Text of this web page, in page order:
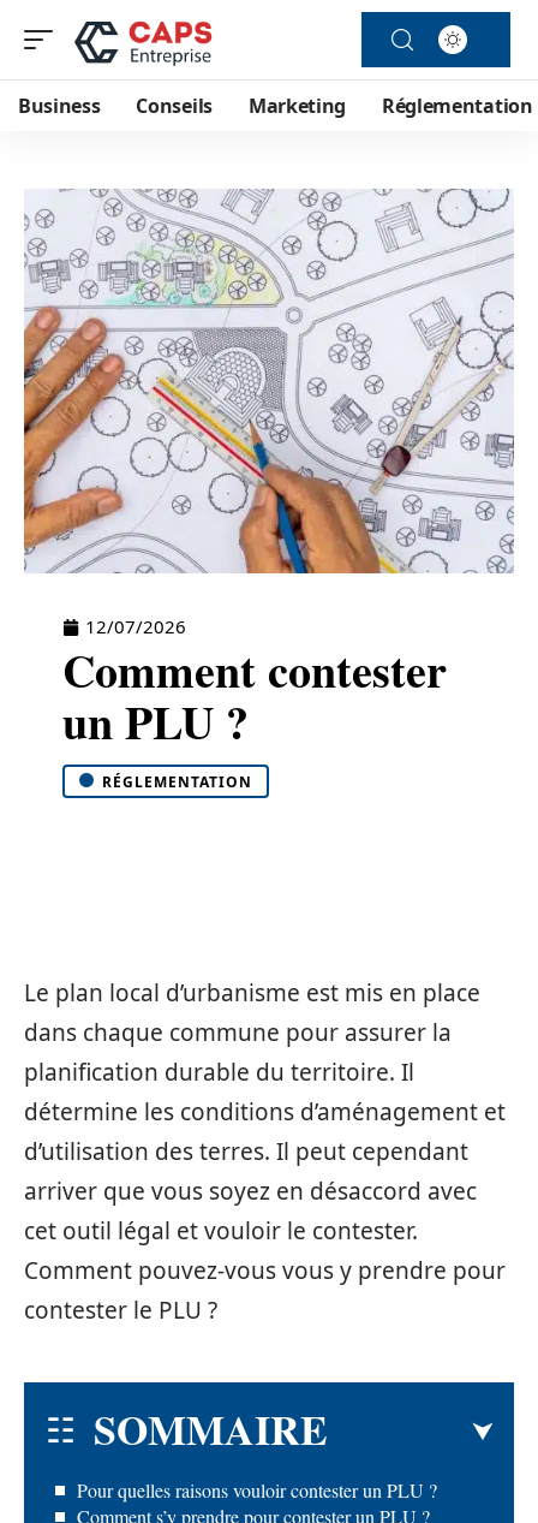
Business Conseils Marketing Réglementation
12/07/2026
Comment contester
un PLU ?
RÉGLEMENTATION
Le plan local d’urbanisme est mis en place
dans chaque commune pour assurer la
planification durable du territoire. Il
détermine les conditions d’aménagement et
d’utilisation des terres. Il peut cependant
arriver que vous soyez en désaccord avec
cet outil légal et vouloir le contester.
Comment pouvez-vous vous y prendre pour
contester le PLU ?
SOMMAIRE
Pour quelles raisons vouloir contester un PLU ?
Comment s’y prendre pour contester un PLU ?